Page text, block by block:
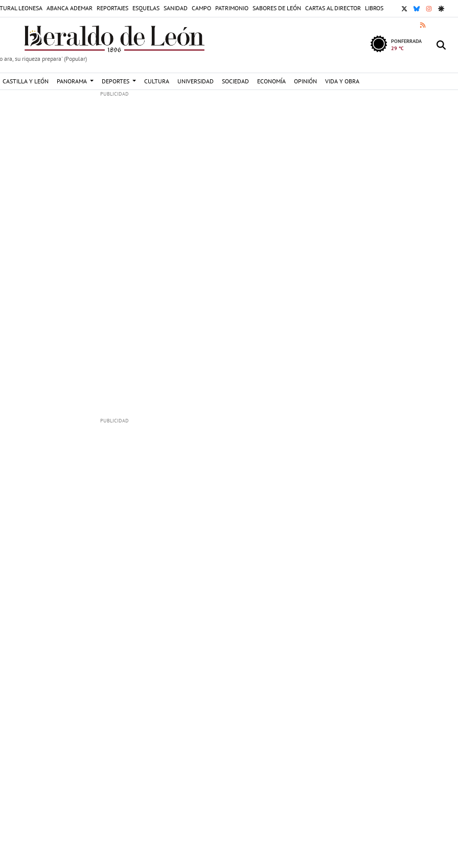
LEONESA ABANCA ADEMAR REPORTAJES ESQUELAS SANIDAD CAMPO PATRIMONIO SABORES DE LEÓN CARTAS AL DIRECTOR LIBROS X BLUESKY
RSS
ara, su riqueza prepara' (Popular)
PONFERRADA
29 °C
CASTILLA Y LEÓN PANORAMA DEPORTES CULTURA UNIVERSIDAD SOCIEDAD ECONOMÍA OPINIÓN VIDA Y OBRA